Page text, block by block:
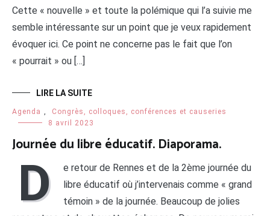
Cette « nouvelle » et toute la polémique qui l’a suivie me
semble intéressante sur un point que je veux rapidement
évoquer ici. Ce point ne concerne pas le fait que l’on
« pourrait » ou […]
LIRE LA SUITE
Agenda
Congrès, colloques, conférences et causeries
8 avril 2023
Journée du libre éducatif. Diaporama.
D
e retour de Rennes et de la 2ème journée du
libre éducatif où j’intervenais comme « grand
témoin » de la journée. Beaucoup de jolies